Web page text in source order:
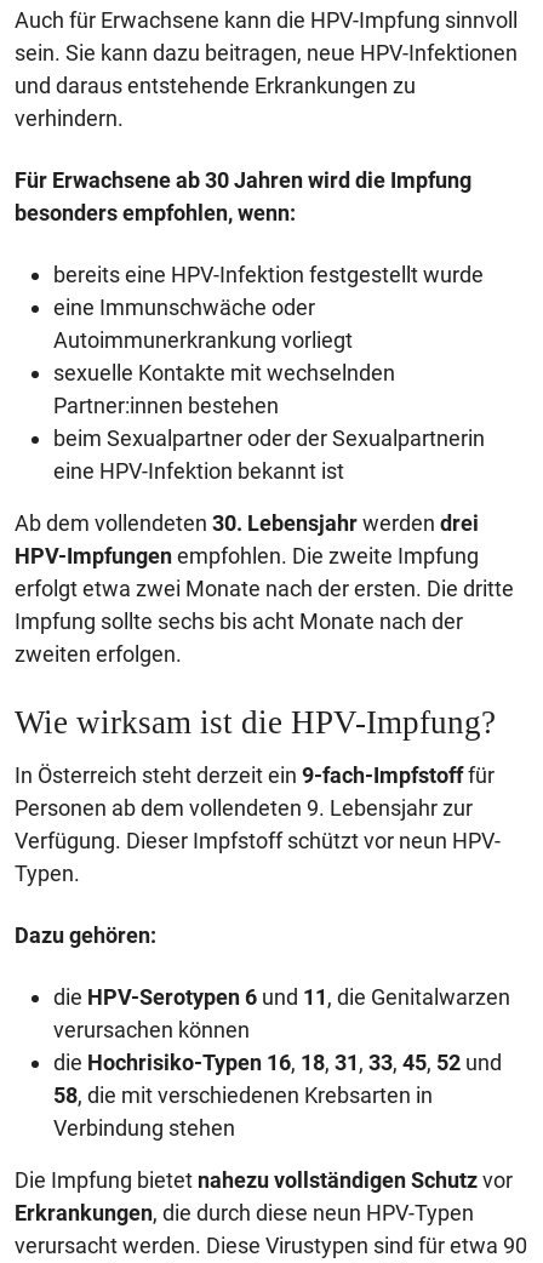
Auch für Erwachsene kann die HPV-Impfung sinnvoll
sein. Sie kann dazu beitragen, neue HPV-Infektionen
und daraus entstehende Erkrankungen zu
verhindern.
Für Erwachsene ab 30 Jahren wird die Impfung
besonders empfohlen, wenn:
bereits eine HPV-Infektion festgestellt wurde
eine Immunschwäche oder
Autoimmunerkrankung vorliegt
sexuelle Kontakte mit wechselnden
Partner:innen bestehen
beim Sexualpartner oder der Sexualpartnerin
eine HPV-Infektion bekannt ist
Ab dem vollendeten 30. Lebensjahrwerden drei
HPV-Impfungenempfohlen. Die zweite Impfung
erfolgt etwa zwei Monate nach der ersten. Die dritte
Impfung sollte sechs bis acht Monate nach der
zweiten erfolgen.
Wie wirksam ist die HPV-Impfung?
In Österreich steht derzeit ein 9-fach-Impfstofffür
Personen ab dem vollendeten 9. Lebensjahr zur
Verfügung. Dieser Impfstoff schützt vor neun HPV-
Typen.
Dazu gehören:
die HPV-Serotypen6 und 11, die Genitalwarzen
verursachen können
die Hochrisiko-Typen 16, 18, 31, 33, 45, 52 und
58, die mit verschiedenen Krebsarten in
Verbindung stehen
Die Impfung bietet nahezu vollständigen Schutzvor
Erkrankungen, die durch diese neun HPV-Typen
verursacht werden. Diese Virustypen sind für etwa 90